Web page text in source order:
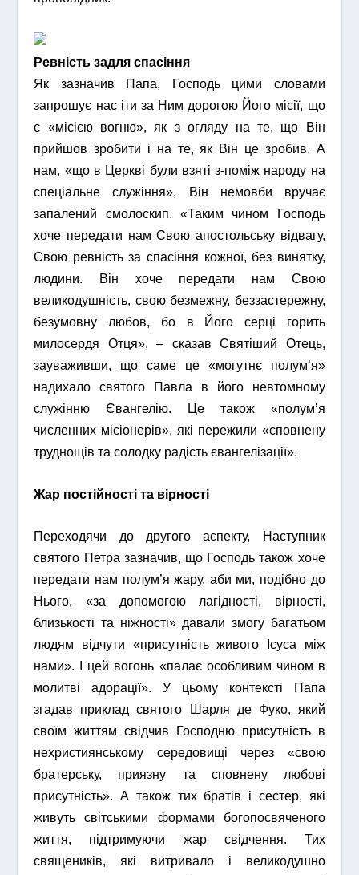
Ревність задля спасіння
Як зазначив Папа, Господь цими словами
запрошує нас іти за Ним дорогою Його місії, що
є «місією вогню», як з огляду на те, що Він
прийшов зробити і на те, як Він це зробив. А
нам, «що в Церкві були взяті з-поміж народу на
спеціальне служіння», Він немовби вручає
запалений смолоскип. «Таким чином Господь
хоче передати нам Свою апостольську відвагу,
Свою ревність за спасіння кожної, без винятку,
людини. Він хоче передати нам Свою
великодушність, свою безмежну, беззастережну,
безумовну любов, бо в Його серці горить
милосердя Отця», – сказав Святіший Отець,
зауваживши, що саме це «могутнє полум’я»
надихало святого Павла в його невтомному
служінню Євангелію. Це також «полум’я
численних місіонерів», які пережили «сповнену
труднощів та солодку радість євангелізації».
Жар постійності та вірності
Переходячи до другого аспекту, Наступник
святого Петра зазначив, що Господь також хоче
передати нам полум’я жару, аби ми, подібно до
Нього, «за допомогою лагідності, вірності,
близькості та ніжності» давали змогу багатьом
людям відчути «присутність живого Ісуса між
нами». І цей вогонь «палає особливим чином в
молитві адорації». У цьому контексті Папа
згадав приклад святого Шарля де Фуко, який
своїм життям свідчив Господню присутність в
нехристиянському середовищі через «свою
братерську, приязну та сповнену любові
присутність». А також тих братів і сестер, які
живуть світськими формами богопосвяченого
життя, підтримуючи жар свідчення. Тих
священиків, які витривало і великодушно